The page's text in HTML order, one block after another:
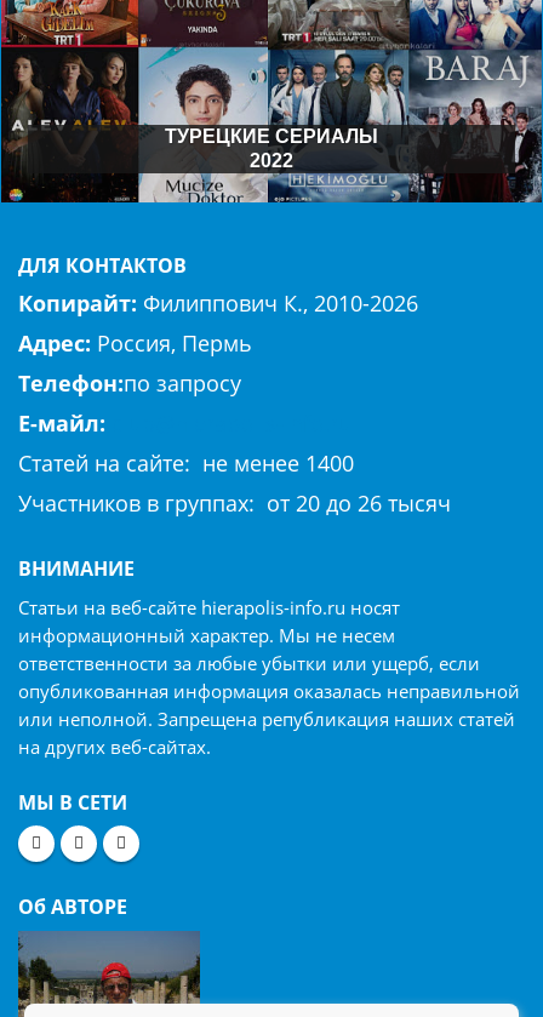
ТУРЕЦКИЕ СЕРИАЛЫ
2022
ДЛЯ КОНТАКТОВ
Копирайт: Филиппович К., 2010-2026
Адрес: Россия, Пермь
Телефон:по запросу
E-майл:
Cтaтeй нa caйтe: не менее 1400
Участников в группах: от 20 до 26 тысяч
ВНИМАНИЕ
Статьи на веб-сайте hierapolis-info.ru носят
информационный характер. Мы не несем
ответственности за любые убытки или ущерб, если
опубликованная информация оказалась неправильной
или неполной. Запрещена републикация наших статей
на других веб-сайтах.
МЫ В СЕТИ
Об АВТОРЕ